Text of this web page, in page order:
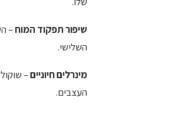
שיפור תפקוד המוח–
השלישי.
מינרלים חיוניים–
העצבים.